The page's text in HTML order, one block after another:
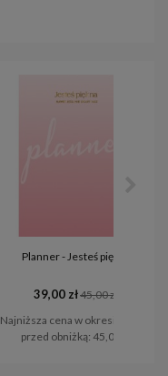
Planner - Jesteś piękna
39,00 zł45,00 zł
Najniższa cena w okresie 30 dni
przed obniżką: 45,00 zł